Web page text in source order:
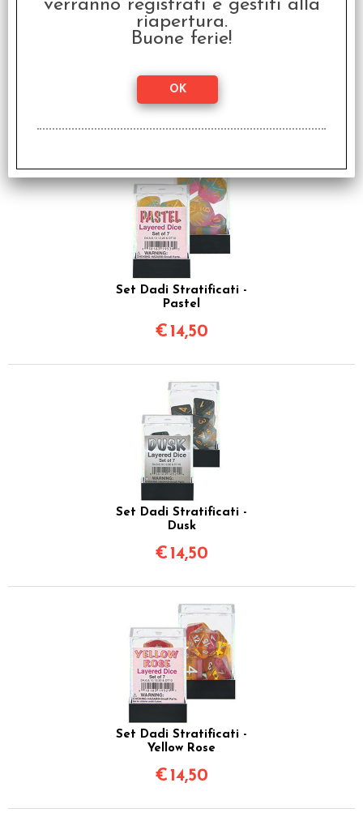
Stinger
€14,50
Set Dadi Stratificati -
Pastel
€ 14,50
Set Dadi Stratificati -
Dusk
€ 14,50
Set Dadi Stratificati -
Yellow Rose
€ 14,50
verranno registrati e gestiti alla
riapertura.
Buone ferie!